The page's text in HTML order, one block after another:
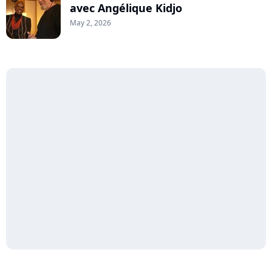
avec Angélique Kidjo
May 2, 2026